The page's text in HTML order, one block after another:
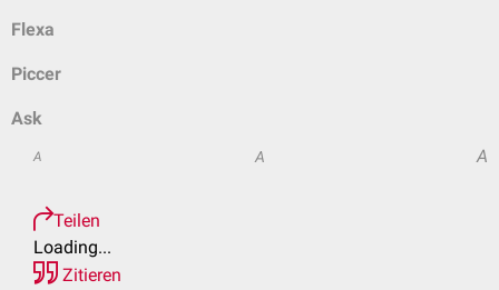
Flexa
Piccer
Ask
A A A
Teilen
Loading...
Zitieren